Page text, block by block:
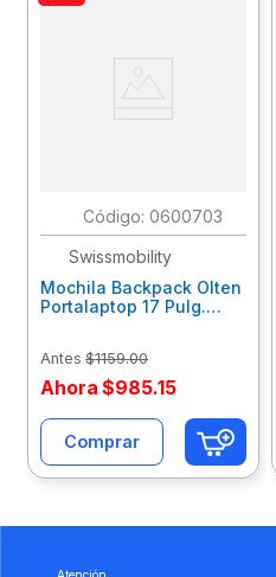
: 0600703
Swissmobility
Mochila Backpack Olten
Portalaptop 17 Pulg.
Antes $1159.00
Ahora $985.15
Comprar